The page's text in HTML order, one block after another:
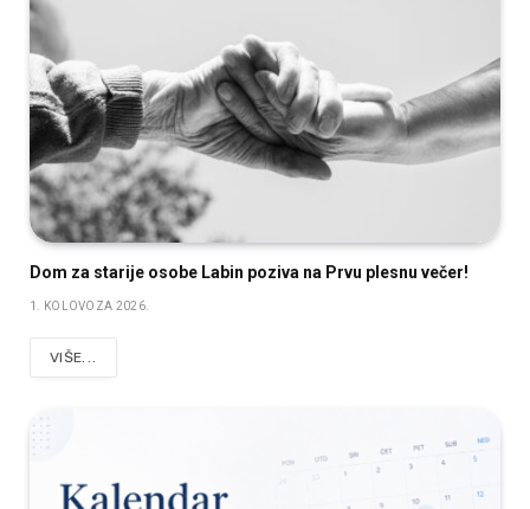
Dom za starije osobe Labin poziva na Prvu plesnu večer!
1. KOLOVOZA 2026.
VIŠE...